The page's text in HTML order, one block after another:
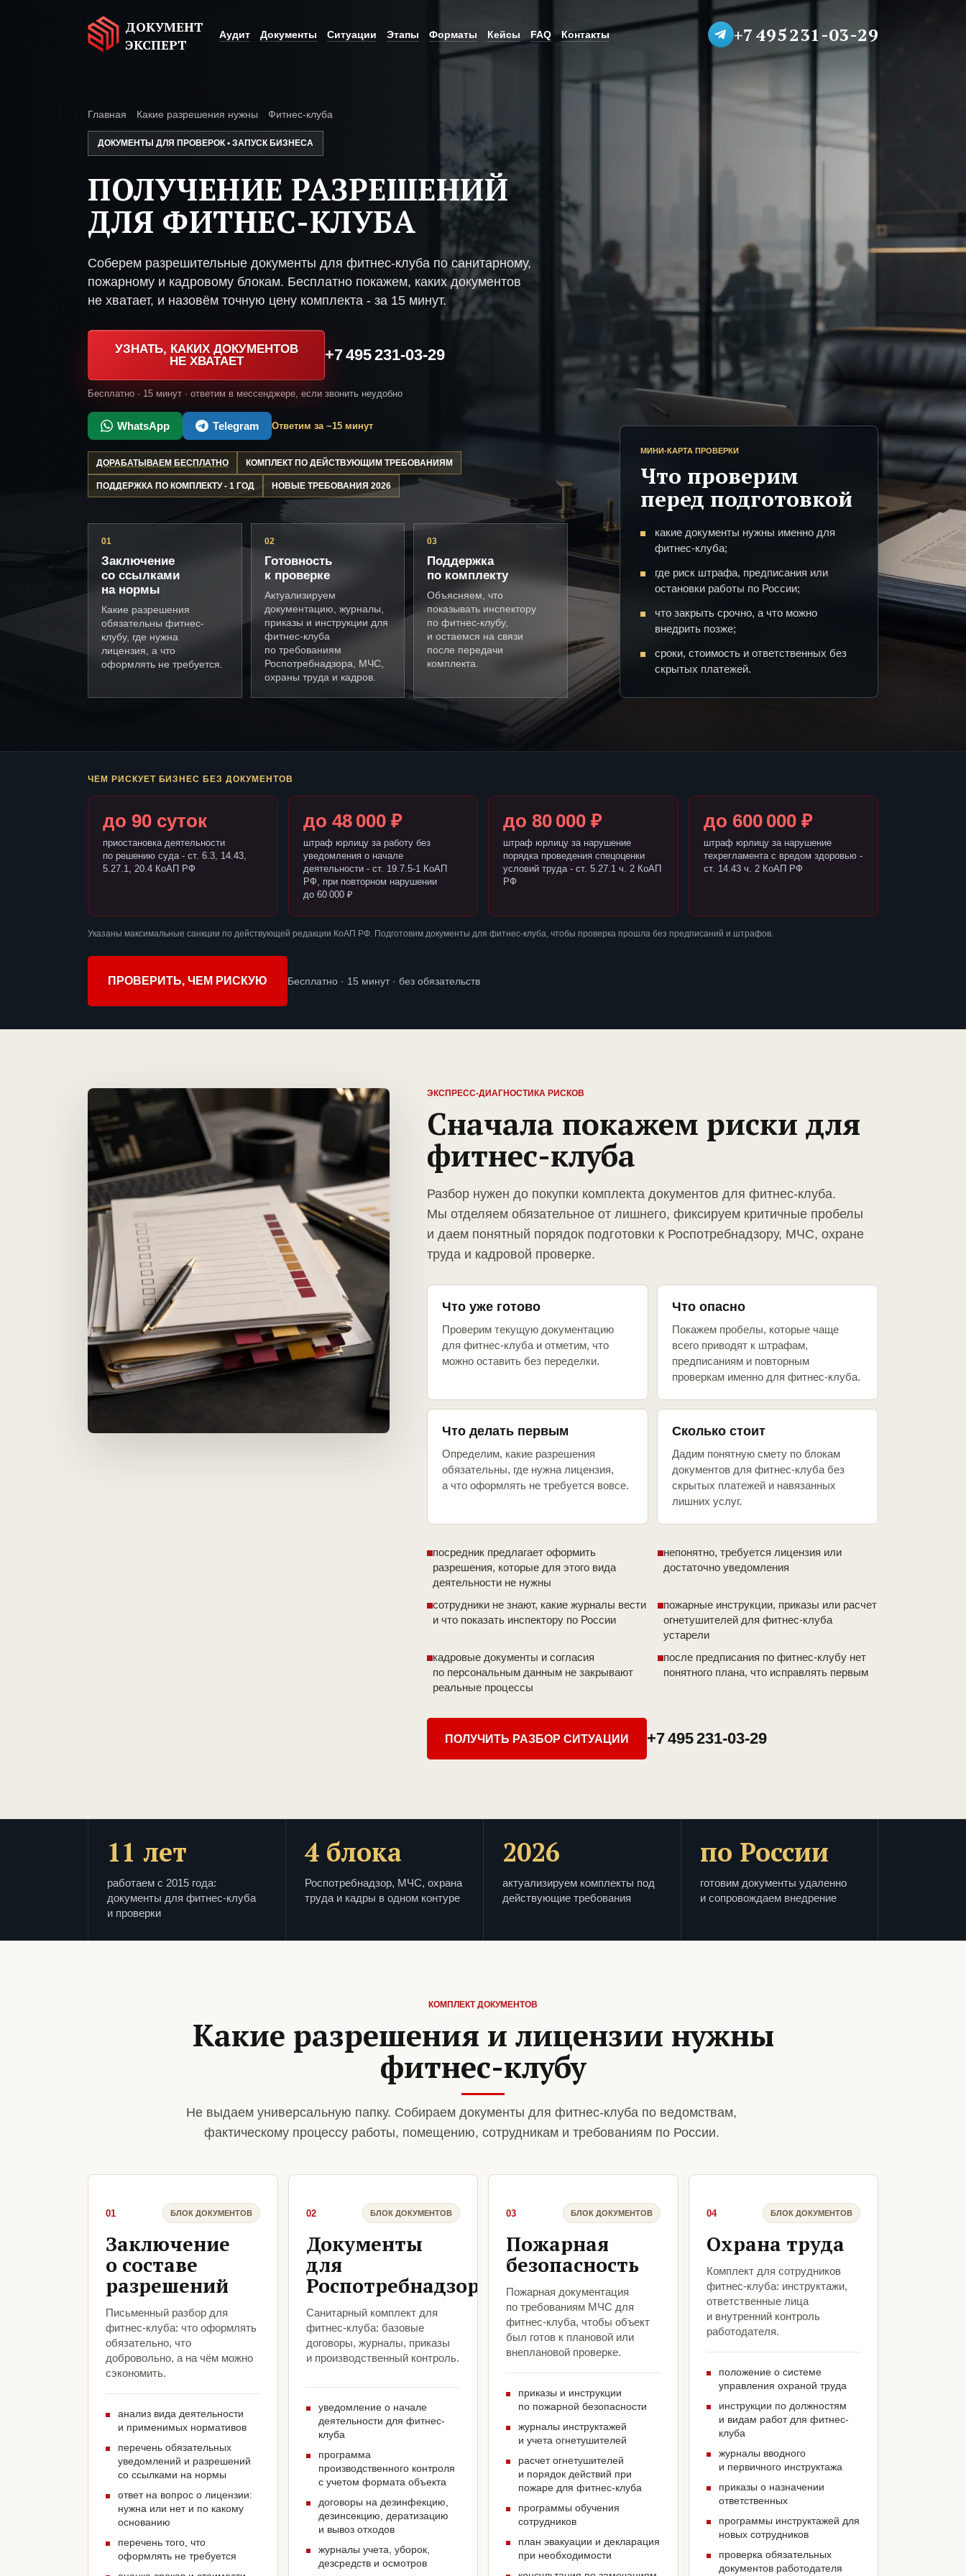
ДОКУМЕНТ
ЭКСПЕРТ
Аудит Документы Ситуации Этапы Форматы Кейсы FAQ Контакты +7 495 231-03-29
Главная Какие разрешения нужны Фитнес-клуба
ДОКУМЕНТЫ ДЛЯ ПРОВЕРОК • ЗАПУСК БИЗНЕСА
ПОЛУЧЕНИЕ РАЗРЕШЕНИЙ
ДЛЯ ФИТНЕС-КЛУБА
Соберем разрешительные документы для фитнес-клуба по санитарному,
пожарному и кадровому блокам. Бесплатно покажем, каких документов
не хватает, и назовём точную цену комплекта - за 15 минут.
УЗНАТЬ, КАКИХ ДОКУМЕНТОВ
НЕ ХВАТАЕТ
+7 495 231-03-29
Бесплатно · 15 минут · ответим в мессенджере, если звонить неудобно
WhatsApp Telegram Ответим за ~15 минут
ДОРАБАТЫВАЕМ БЕСПЛАТНО КОМПЛЕКТ ПО ДЕЙСТВУЮЩИМ ТРЕБОВАНИЯМ
ПОДДЕРЖКА ПО КОМПЛЕКТУ - 1 ГОД НОВЫЕ ТРЕБОВАНИЯ 2026
01
Заключение
со ссылками
на нормы
Какие разрешения
обязательны фитнес-
клубу, где нужна
лицензия, а что
оформлять не требуется.
02
Готовность
к проверке
Актуализируем
документацию, журналы,
приказы и инструкции для
фитнес-клуба
по требованиям
Роспотребнадзора, МЧС,
охраны труда и кадров.
03
Поддержка
по комплекту
Объясняем, что
показывать инспектору
по фитнес-клубу,
и остаемся на связи
после передачи
комплекта.
МИНИ-КАРТА ПРОВЕРКИ
Что проверим
перед подготовкой
какие документы нужны именно для
фитнес-клуба;
где риск штрафа, предписания или
остановки работы по России;
что закрыть срочно, а что можно
внедрить позже;
сроки, стоимость и ответственных без
скрытых платежей.
ЧЕМ РИСКУЕТ БИЗНЕС БЕЗ ДОКУМЕНТОВ
до 90 суток
приостановка деятельности
по решению суда - ст. 6.3, 14.43,
5.27.1, 20.4 КоАП РФ
до 48 000 ₽
штраф юрлицу за работу без
уведомления о начале
деятельности - ст. 19.7.5-1 КоАП
РФ, при повторном нарушении
до 60 000 ₽
до 80 000 ₽
штраф юрлицу за нарушение
порядка проведения спецоценки
условий труда - ст. 5.27.1 ч. 2 КоАП
РФ
до 600 000 ₽
штраф юрлицу за нарушение
техрегламента с вредом здоровью -
ст. 14.43 ч. 2 КоАП РФ
Указаны максимальные санкции по действующей редакции КоАП РФ. Подготовим документы для фитнес-клуба, чтобы проверка прошла без предписаний и штрафов.
ПРОВЕРИТЬ, ЧЕМ РИСКУЮ Бесплатно · 15 минут · без обязательств
ЭКСПРЕСС-ДИАГНОСТИКА РИСКОВ
Сначала покажем риски для
фитнес-клуба
Разбор нужен до покупки комплекта документов для фитнес-клуба.
Мы отделяем обязательное от лишнего, фиксируем критичные пробелы
и даем понятный порядок подготовки к Роспотребнадзору, МЧС, охране
труда и кадровой проверке.
Что уже готово
Проверим текущую документацию
для фитнес-клуба и отметим, что
можно оставить без переделки.
Что опасно
Покажем пробелы, которые чаще
всего приводят к штрафам,
предписаниям и повторным
проверкам именно для фитнес-клуба.
Что делать первым
Определим, какие разрешения
обязательны, где нужна лицензия,
а что оформлять не требуется вовсе.
Сколько стоит
Дадим понятную смету по блокам
документов для фитнес-клуба без
скрытых платежей и навязанных
лишних услуг.
посредник предлагает оформить
разрешения, которые для этого вида
деятельности не нужны
непонятно, требуется лицензия или
достаточно уведомления
сотрудники не знают, какие журналы вести
и что показать инспектору по России
пожарные инструкции, приказы или расчет
огнетушителей для фитнес-клуба
устарели
кадровые документы и согласия
по персональным данным не закрывают
реальные процессы
после предписания по фитнес-клубу нет
понятного плана, что исправлять первым
ПОЛУЧИТЬ РАЗБОР СИТУАЦИИ +7 495 231-03-29
11 лет
работаем с 2015 года:
документы для фитнес-клуба
и проверки
4 блока
Роспотребнадзор, МЧС, охрана
труда и кадры в одном контуре
2026
актуализируем комплекты под
действующие требования
по России
готовим документы удаленно
и сопровождаем внедрение
КОМПЛЕКТ ДОКУМЕНТОВ
Какие разрешения и лицензии нужны
фитнес-клубу
Не выдаем универсальную папку. Собираем документы для фитнес-клуба по ведомствам,
фактическому процессу работы, помещению, сотрудникам и требованиям по России.
01 БЛОК ДОКУМЕНТОВ
Заключение
о составе
разрешений
Письменный разбор для
фитнес-клуба: что оформлять
обязательно, что
добровольно, а на чём можно
сэкономить.
анализ вида деятельности
и применимых нормативов
перечень обязательных
уведомлений и разрешений
со ссылками на нормы
ответ на вопрос о лицензии:
нужна или нет и по какому
основанию
перечень того, что
оформлять не требуется
02 БЛОК ДОКУМЕНТОВ
Документы
для
Роспотребнадзора
Санитарный комплект для
фитнес-клуба: базовые
договоры, журналы, приказы
и производственный контроль.
уведомление о начале
деятельности для фитнес-
клуба
программа
производственного контроля
с учетом формата объекта
договоры на дезинфекцию,
дезинсекцию, дератизацию
и вывоз отходов
журналы учета, уборок,
дезсредств и осмотров
03 БЛОК ДОКУМЕНТОВ
Пожарная
безопасность
Пожарная документация
по требованиям МЧС для
фитнес-клуба, чтобы объект
был готов к плановой или
внеплановой проверке.
приказы и инструкции
по пожарной безопасности
журналы инструктажей
и учета огнетушителей
расчет огнетушителей
и порядок действий при
пожаре для фитнес-клуба
программы обучения
сотрудников
план эвакуации и декларация
при необходимости
04 БЛОК ДОКУМЕНТОВ
Охрана труда
Комплект для сотрудников
фитнес-клуба: инструктажи,
ответственные лица
и внутренний контроль
работодателя.
положение о системе
управления охраной труда
инструкции по должностям
и видам работ для фитнес-
клуба
журналы вводного
и первичного инструктажа
приказы о назначении
ответственных
программы инструктажей для
новых сотрудников
проверка обязательных
документов работодателя